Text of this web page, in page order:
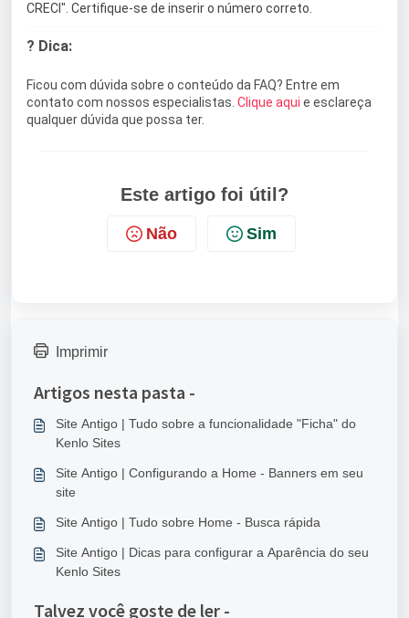
CRECI". Certifique-se de inserir o número correto.
? Dica:
Ficou com dúvida sobre o conteúdo da FAQ? Entre em
contato com nossos especialistas. Clique aqui e esclareça
qualquer dúvida que possa ter.
Este artigo foi útil?
Não Sim
Imprimir
Artigos nesta pasta -
Site Antigo | Tudo sobre a funcionalidade "Ficha" do
Kenlo Sites
Site Antigo | Configurando a Home - Banners em seu
site
Site Antigo | Tudo sobre Home - Busca rápida
Site Antigo | Dicas para configurar a Aparência do seu
Kenlo Sites
Talvez você goste de ler -